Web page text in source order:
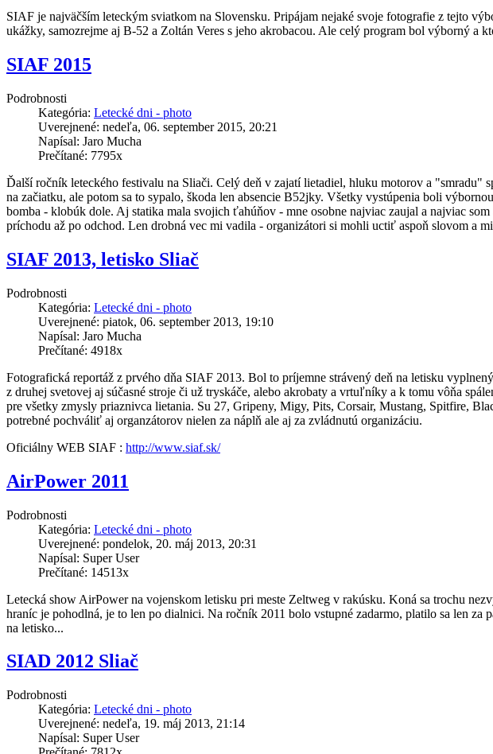
SIAF je najväčším leteckým sviatkom na Slovensku. Pripájam nejaké svoje fotografie z tejto
ukážky, samozrejme aj B-52 a Zoltán Veres s jeho akrobacou. Ale celý program bol výborný a
SIAF 2015
Podrobnosti
Kategória: Letecké dni - photo
Uverejnené: nedeľa, 06. september 2015, 20:21
Napísal: Jaro Mucha
Prečítané: 7795x
Ďalší ročník leteckého festivalu na Sliači. Celý deň v zajatí lietadiel, hluku motorov a "smradu"
na začiatku, ale potom sa to sypalo, škoda len absencie B52jky. Všetky vystúpenia boli
bomba - klobúk dole. Aj statika mala svojich ťahúňov - mne osobne najviac zaujal a najviac
príchodu až po odchod. Len drobná vec mi vadila - organizátori si mohli uctiť aspoň slovom a
SIAF 2013, letisko Sliač
Podrobnosti
Kategória: Letecké dni - photo
Uverejnené: piatok, 06. september 2013, 19:10
Napísal: Jaro Mucha
Prečítané: 4918x
Fotografická reportáž z prvého dňa SIAF 2013. Bol to príjemne strávený deň na letisku
z druhej svetovej aj súčasné stroje či už tryskáče, alebo akrobaty a vrtuľníky a k tomu vôňa
pre všetky zmysly priaznivca lietania. Su 27, Gripeny, Migy, Pits, Corsair, Mustang, Spitfire,
potrebné pochváliť aj organzátorov nielen za náplň ale aj za zvládnutú organizáciu.
Oficiálny WEB SIAF : http://www.siaf.sk/
AirPower 2011
Podrobnosti
Kategória: Letecké dni - photo
Uverejnené: pondelok, 20. máj 2013, 20:31
Napísal: Super User
Prečítané: 14513x
Letecká show AirPower na vojenskom letisku pri meste Zeltweg v rakúsku. Koná sa trochu
hraníc je pohodlná, je to len po dialnici. Na ročník 2011 bolo vstupné zadarmo, platilo sa len
na letisko...
SIAD 2012 Sliač
Podrobnosti
Kategória: Letecké dni - photo
Uverejnené: nedeľa, 19. máj 2013, 21:14
Napísal: Super User